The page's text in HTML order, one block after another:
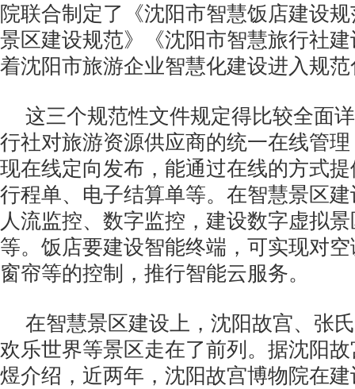
院联合制定了《沈阳市智慧饭店建设
景区建设规范》《沈阳市智慧旅行社
着沈阳市旅游企业智慧化建设进入规
这三个规范性文件规定得比较全面
行社对旅游资源供应商的统一在线管
现在线定向发布，能通过在线的方式
行程单、电子结算单等。在智慧景区
人流监控、数字监控，建设数字虚拟
等。饭店要建设智能终端，可实现对
窗帘等的控制，推行智能云服务。
在智慧景区建设上，沈阳故宫、张
欢乐世界等景区走在了前列。据沈阳
煜介绍，近两年，沈阳故宫博物院在